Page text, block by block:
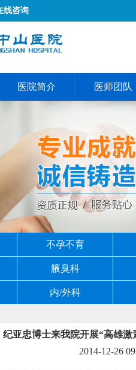
医院简介 医师团队
不孕不育
腋臭科
内/外科
纪亚忠博士来我院开展“高雄激
2014-12-26
线咨询